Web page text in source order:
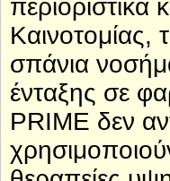
Καινοτομίας,
σπάνια
ένταξης σε
PRIME δεν